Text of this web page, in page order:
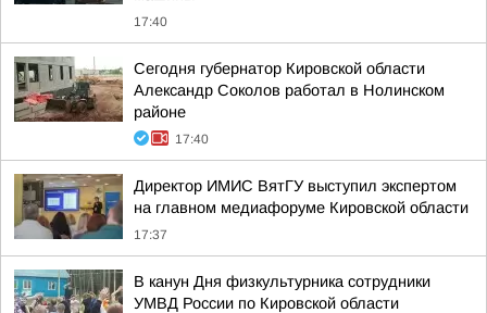
17:40
Сегодня губернатор Кировской области
Александр Соколов работал в Нолинском
районе
17:40
Директор ИМИС ВятГУ выступил экспертом
на главном медиафоруме Кировской области
17:37
В канун Дня физкультурника сотрудники
УМВД России по Кировской области